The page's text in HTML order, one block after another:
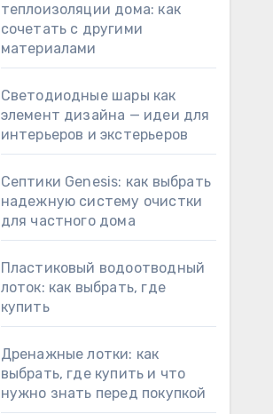
теплоизоляции дома: как
сочетать с другими
материалами
Светодиодные шары как
элемент дизайна — идеи для
интерьеров и экстерьеров
Септики Genesis: как выбрать
надежную систему очистки
для частного дома
Пластиковый водоотводный
лоток: как выбрать, где
купить
Дренажные лотки: как
выбрать, где купить и что
нужно знать перед покупкой